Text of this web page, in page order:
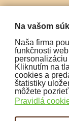
Na vašom
Naša firma
funkčnosti
Kliknutím na
cookies a
štatistiky
môžete
Pravidlá